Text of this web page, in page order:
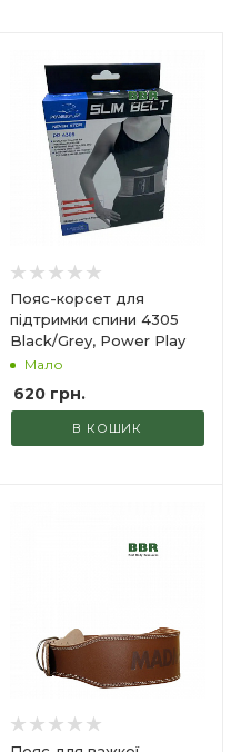
Пояс-корсет для
підтримки спини 4305
Black/Grey, Power Play
Мало
620грн.
В КОШИК